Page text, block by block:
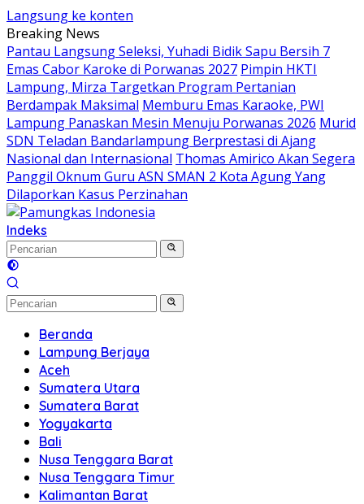
Langsung ke konten
Breaking News
Pantau Langsung Seleksi, Yuhadi Bidik Sapu Bersih 7
Emas Cabor Karoke di Porwanas 2027 Pimpin HKTI
Lampung, Mirza Targetkan Program Pertanian
Berdampak Maksimal Memburu Emas Karaoke, PWI
Lampung Panaskan Mesin Menuju Porwanas 2026 Murid
SDN Teladan Bandarlampung Berprestasi di Ajang
Nasional dan Internasional Thomas Amirico Akan Segera
Panggil Oknum Guru ASN SMAN 2 Kota Agung Yang
Dilaporkan Kasus Perzinahan
Indeks
Beranda
Lampung Berjaya
Aceh
Sumatera Utara
Sumatera Barat
Yogyakarta
Bali
Nusa Tenggara Barat
Nusa Tenggara Timur
Kalimantan Barat